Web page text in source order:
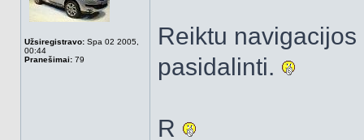
Užsiregistravo: Spa 02 2005,
00:44
Pranešimai: 79
Reiktu
pasidalinti.
R